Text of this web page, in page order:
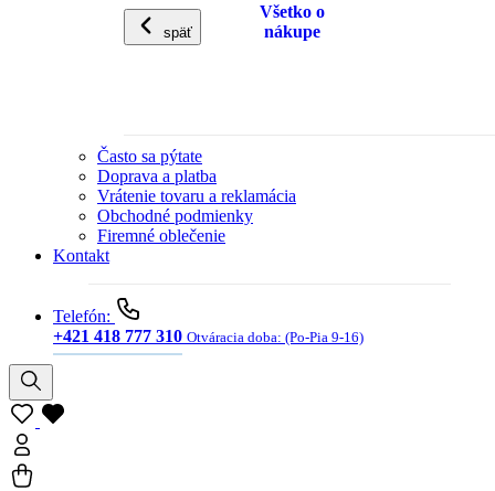
späť
Všetko o
nákupe
Často sa pýtate
Doprava a platba
Vrátenie tovaru a reklamácia
Obchodné podmienky
Firemné oblečenie
Kontakt
Telefón:
+421 418 777 310 Otváracia doba: (Po-Pia 9-16)